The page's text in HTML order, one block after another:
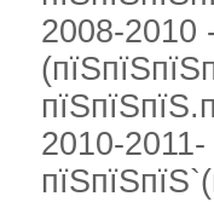
2008-2010
2010-2011-